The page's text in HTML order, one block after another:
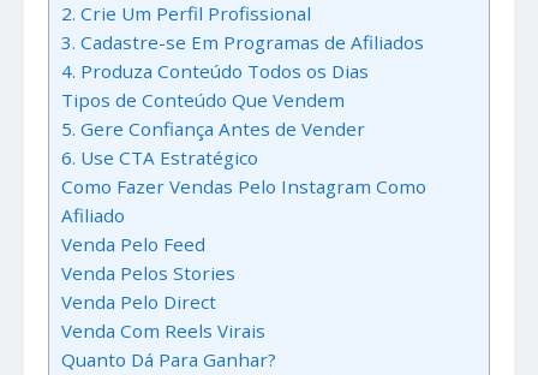
2. Crie Um Perfil Profissional
3. Cadastre-se Em Programas de Afiliados
4. Produza Conteúdo Todos os Dias
Tipos de Conteúdo Que Vendem
5. Gere Confiança Antes de Vender
6. Use CTA Estratégico
Como Fazer Vendas Pelo Instagram Como
Afiliado
Venda Pelo Feed
Venda Pelos Stories
Venda Pelo Direct
Venda Com Reels Virais
Quanto Dá Para Ganhar?